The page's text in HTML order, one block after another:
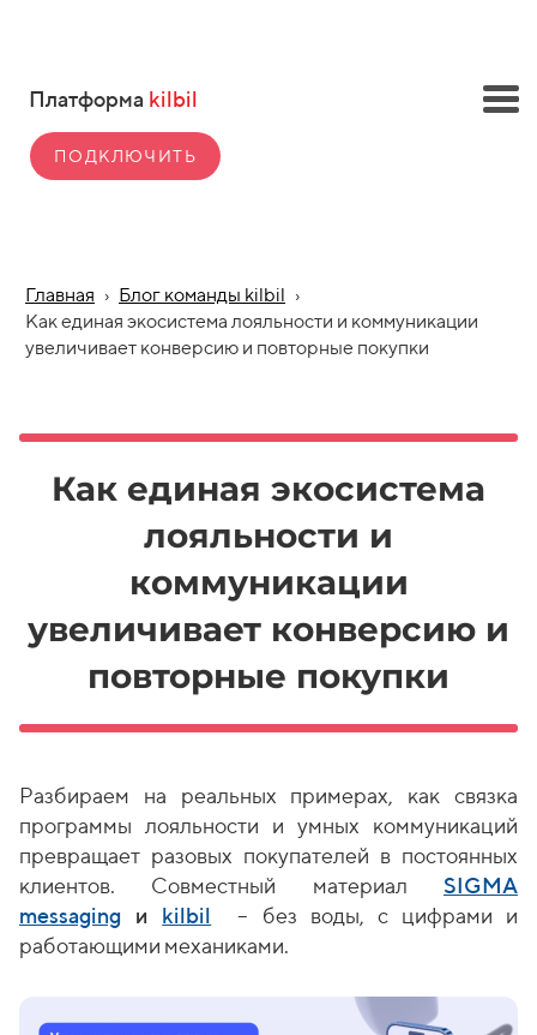
Платформа kilbil
ПОДКЛЮЧИТЬ
Главная › Блог команды kilbil ›
Как единая экосистема лояльности и коммуникации
увеличивает конверсию и повторные покупки
Как единая экосистема
лояльности и
коммуникации
увеличивает конверсию и
повторные покупки
Разбираем на реальных примерах, как связка
программы лояльности и умных коммуникаций
превращает разовых покупателей в постоянных
клиентов. Совместный материал SIGMA
messaging и kilbil – без воды, с цифрами и
работающими механиками.